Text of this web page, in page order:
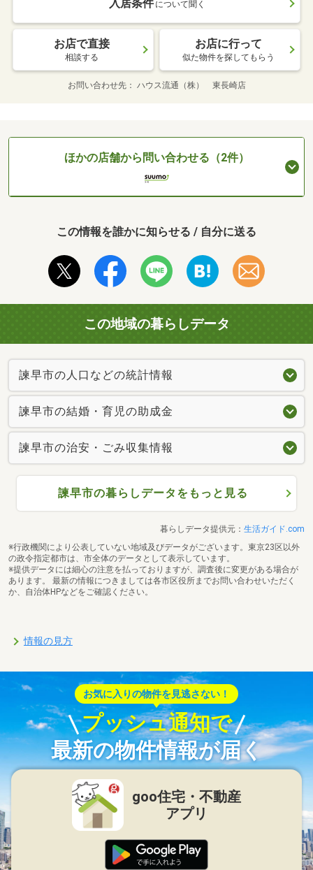
入居条件 について聞く
お店で直接
相談する
お店に行って
似た物件を探してもらう
お問い合わせ先 ハウス流通（株） 東長崎店
ほかの店舗から問い合わせる（2件）
この情報を誰かに知らせる / 自分に送る
この地域の暮らしデータ
諫早市の人口などの統計情報
諫早市の結婚・育児の助成金
諫早市の治安・ごみ収集情報
諫早市の暮らしデータをもっと見る
暮らしデータ提供元： 生活ガイド.com
※行政機関により公表していない地域及びデータがございます。東京23区以外
の政令指定都市は、市全体のデータとして表示しています。
※提供データには細心の注意を払っておりますが、調査後に変更がある場合が
あります。 最新の情報につきましては各市区役所までお問い合わせいただく
か、自治体HPなどをご確認ください。
情報の見方
お気に入りの物件を見逃さない！
プッシュ通知で
最新の物件情報が届く
goo住宅・不動産
アプリ